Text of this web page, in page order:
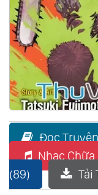
Đọc Truyện
Nhạc Chữa
(89)
Tải